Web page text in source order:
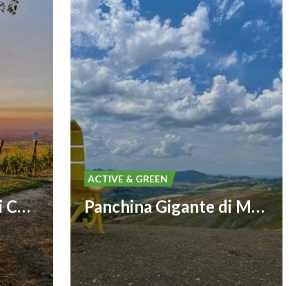
Panchina Gigante di Codevilla #139 Panchina Gigante di Montalto Pavese #161
ACTIVE & GREEN